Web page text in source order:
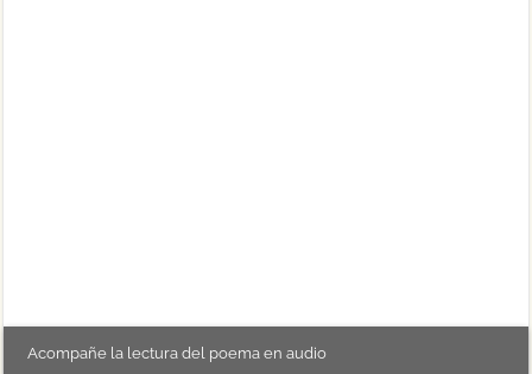
Acompañe la lectura del poema en audio